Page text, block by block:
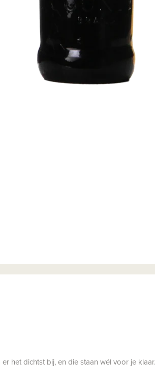
het dichtst bij, en die staan wél voor je klaar.